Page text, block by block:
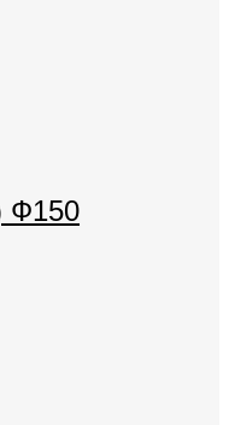
Ф150